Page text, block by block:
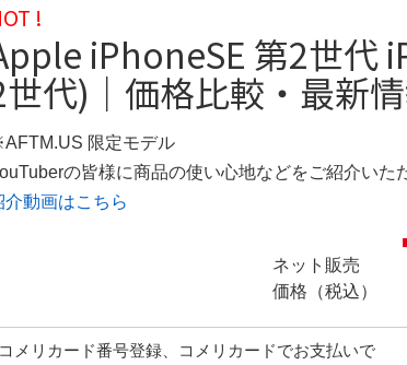
!
iPhoneSE 第2世代
代)｜価格比較・最新
限定モデル
の皆様に商品の使い心地などをご紹介いた
介動画はこちら
ネット販売
価格（税込）
コメリカード番号登録、コメリカードでお支払いで